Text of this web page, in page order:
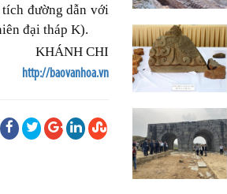
đường dẫn với
đại tháp K).
KHÁNH CHI
http://baovanhoa.vn